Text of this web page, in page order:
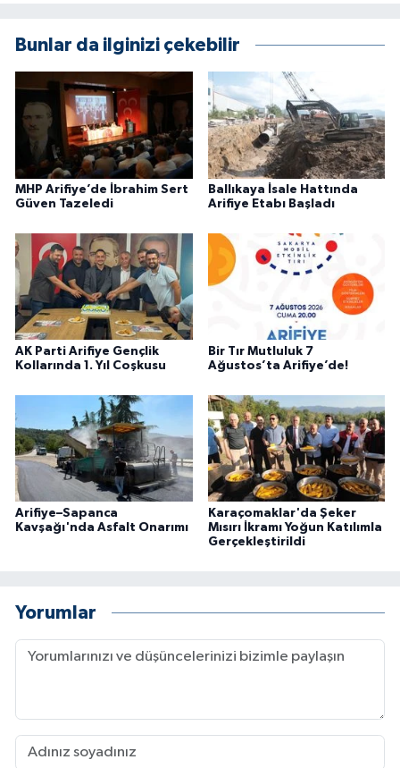
Bunlar da ilginizi çekebilir
MHP Arifiye’de İbrahim Sert
Güven Tazeledi
Ballıkaya İsale Hattında
Arifiye Etabı Başladı
AK Parti Arifiye Gençlik
Kollarında 1. Yıl Coşkusu
Bir Tır Mutluluk 7
Ağustos’ta Arifiye’de!
Arifiye–Sapanca
Kavşağı'nda Asfalt Onarımı
Karaçomaklar'da Şeker
Mısırı İkramı Yoğun Katılımla
Gerçekleştirildi
Yorumlar